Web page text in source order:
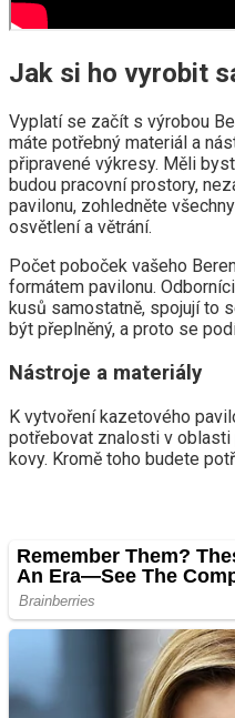
Jak si ho vyrobit
Vyplatí se začít s výrobou
máte potřebný materiál a
připravené výkresy. Měli
budou pracovní prostory,
pavilonu, zohledněte
osvětlení a větrání.
Počet poboček vašeho
formátem pavilonu.
kusů samostatně, spojují to
být přeplněný, a proto se
Nástroje a materiály
K vytvoření kazetového
potřebovat znalosti v
kovy. Kromě toho budete